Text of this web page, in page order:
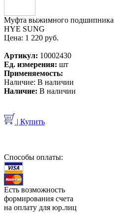
Муфта выжимного подшипника
HYE SUNG
Цена: 1 220 руб.
Артикул: 10002430
Ед. измерения: шт
Применяемость:
Наличие: В наличии
Наличие: В наличии
| Купить
Способы оплаты:
Есть возможность
формирования счета
на оплату для юр.лиц